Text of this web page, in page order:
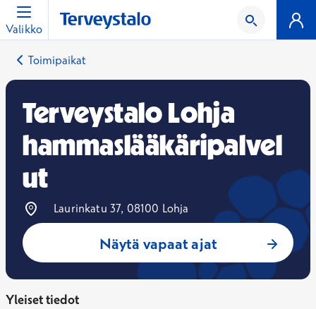
Valikko
Toimipaikat
Terveystalo Lohja
hammaslääkäripalvel
ut
Laurinkatu 37, 08100 Lohja
Näytä vapaat ajat
Yleiset tiedot